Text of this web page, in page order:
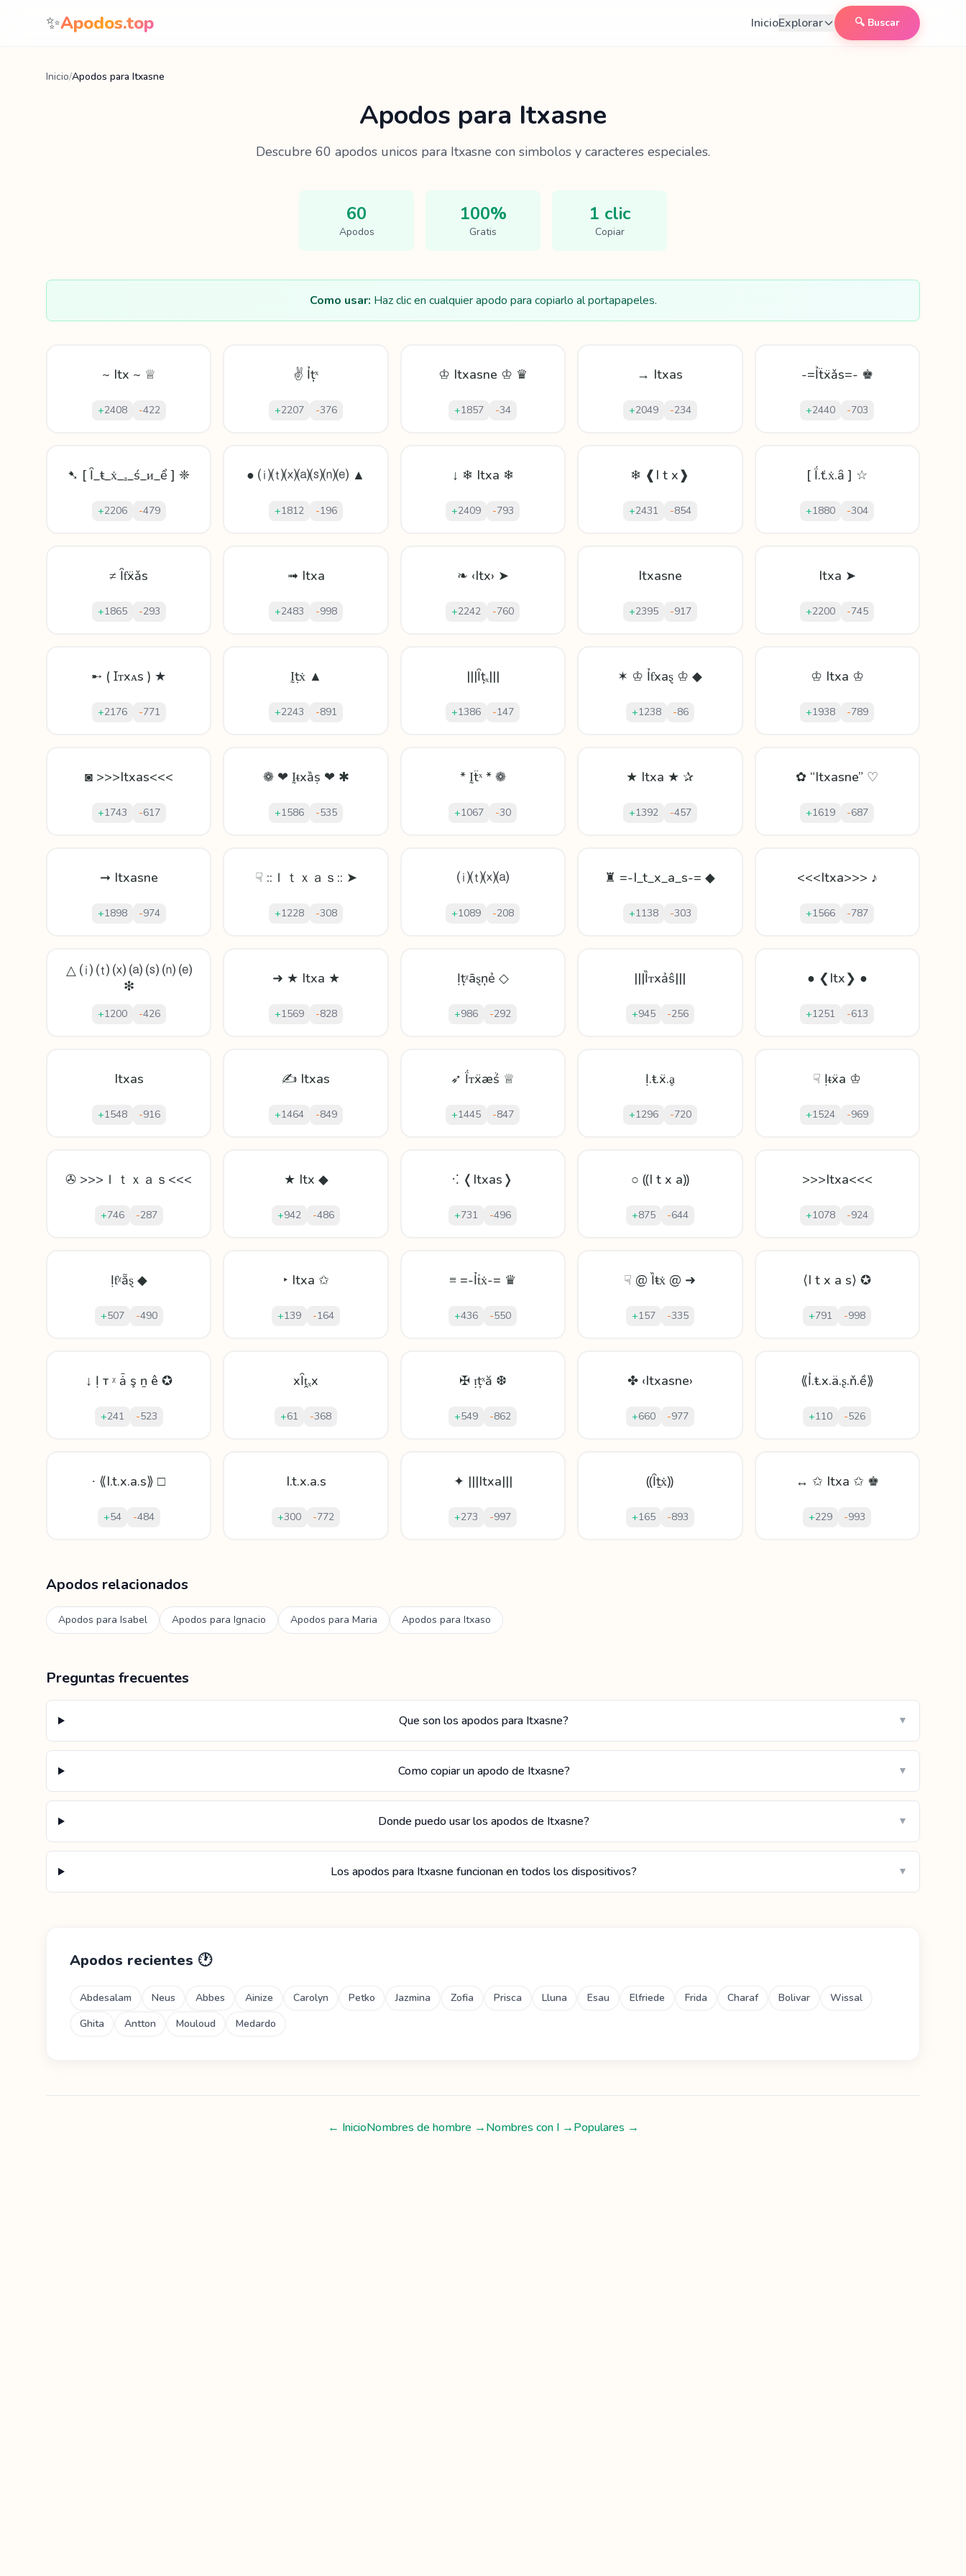
Saltar al contenido
✨Apodos.top InicioExplorar 🔍 Buscar
Inicio/Apodos para Itxasne
Apodos para Itxasne
Descubre 60 apodos unicos para Itxasne con simbolos y caracteres especiales.
60
Apodos
100%
Gratis
1 clic
Copiar
Como usar: Haz clic en cualquier apodo para copiarlo al portapapeles.
~ Itx ~ ♕
+2408 -422
✌ Ỉțˣ
+2207 -376
♔ Itxasne ♔ ♛
+1857 -34
→ Itxas
+2049 -234
-=Ỉẗẍǎs=- ♚
+2440 -703
➷ [ Ȋ_ŧ_ẋ_ₐ_ś_ᴎ_ể ] ❈
+2206 -479
● ⒤⒯⒳⒜⒮⒩⒠ ▲
+1812 -196
↓ ❄ Itxa ❄
+2409 -793
❄ ❰I t x❱
+2431 -854
[ Ḯ.ť.ẋ.ȃ ] ☆
+1880 -304
≠ Ȋƭẍǎѕ
+1865 -293
➟ Itxa
+2483 -998
❧ ‹Itx› ➤
+2242 -760
Itxasne
+2395 -917
Itxa ➤
+2200 -745
➸ ( Ɪᴛxᴀs ) ★
+2176 -771
Ḭṭẋ ▲
+2243 -891
|||Ȋțₓ|||
+1386 -147
✶ ♔ Ỉƭхaȿ ♔ ◆
+1238 -86
♔ Itxa ♔
+1938 -789
◙ >>>Itxas<<<
+1743 -617
❁ ❤ Ḭᵵхȁṣ ❤ ✱
+1586 -535
* Ḭẗˣ * ❁
+1067 -30
★ Itxa ★ ✰
+1392 -457
✿ “Itxasne” ♡
+1619 -687
➞ Itxasne
+1898 -974
☟ ::Ｉｔｘａｓ:: ➤
+1228 -308
⒤⒯⒳⒜
+1089 -208
♜ =-I_t_x_a_s-= ◆
+1138 -303
<<<Itxa>>> ♪
+1566 -787
△ ⒤ ⒯ ⒳ ⒜ ⒮ ⒩ ⒠
❇
+1200 -426
➜ ★ Itxa ★
+1569 -828
Ịțᵡāȿņẻ ◇
+986 -292
|||Ȉᴛхảŝ|||
+945 -256
● ❮Itx❯ ●
+1251 -613
Itxas
+1548 -916
✍ Itxas
+1464 -849
➶ Ḯᴛẍæṥ ♕
+1445 -847
Ị.ŧ.ẍ.ḁ
+1296 -720
☟ Ịᵵẍа ♔
+1524 -969
✇ >>>Ｉｔｘａｓ<<<
+746 -287
★ Itx ◆
+942 -486
⁖ ❬Itxas❭
+731 -496
○ ⸨I t x a⸩
+875 -644
>>>Itxa<<<
+1078 -924
Ịƭᵡẵȿ ◆
+507 -490
‣ Itxa ✩
+139 -164
≡ =-Ỉṫẋ-= ♛
+436 -550
☟ @ Ȉŧẋ @ ➜
+157 -335
⟨I t x a s⟩ ✪
+791 -998
↓ Ị т ᵡ ǡ ş ṉ ê ✪
+241 -523
xȊṱₓx
+61 -368
✠ ᴉțˣă ❆
+549 -862
✤ ‹Itxasne›
+660 -977
⟪Ỉ.ŧ.x.ä.ʂ.ň.ề⟫
+110 -526
∙ ⟪I.t.x.a.s⟫ □
+54 -484
I.t.x.a.s
+300 -772
✦ |||Itxa|||
+273 -997
⸨Ȋṯẋ⸩
+165 -893
↔ ✩ Itxa ✩ ♚
+229 -993
Apodos relacionados
Apodos para Isabel Apodos para Ignacio Apodos para Maria Apodos para Itxaso
Preguntas frecuentes
Que son los apodos para Itxasne? ▼
Como copiar un apodo de Itxasne? ▼
Donde puedo usar los apodos de Itxasne? ▼
Los apodos para Itxasne funcionan en todos los dispositivos? ▼
Apodos recientes 🕐
Abdesalam Neus Abbes Ainize Carolyn Petko Jazmina Zofia Prisca Lluna Esau Elfriede Frida Charaf Bolivar
Wissal
Ghita
Antton Mouloud Medardo
← InicioNombres de hombre →Nombres con I→Populares →